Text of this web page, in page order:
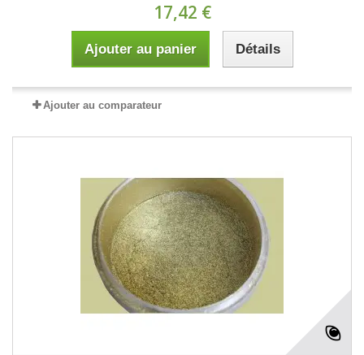
17,42 €
Ajouter au panier Détails
Ajouter au comparateur